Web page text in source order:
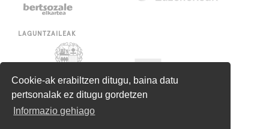
Cookie-ak erabiltzen ditugu, baina datu
pertsonalak ez ditugu gordetzen
Informazio gehiago
LAGUNTZAILEAK